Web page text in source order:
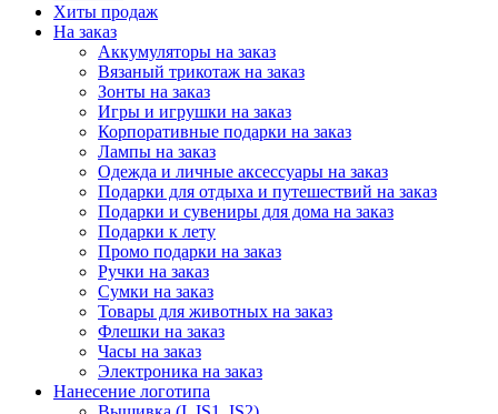
Хиты продаж
На заказ
Аккумуляторы на заказ
Вязаный трикотаж на заказ
Зонты на заказ
Игры и игрушки на заказ
Корпоративные подарки на заказ
Лампы на заказ
Одежда и личные аксессуары на заказ
Подарки для отдыха и путешествий на заказ
Подарки и сувениры для дома на заказ
Подарки к лету
Промо подарки на заказ
Ручки на заказ
Сумки на заказ
Товары для животных на заказ
Флешки на заказ
Часы на заказ
Электроника на заказ
Нанесение логотипа